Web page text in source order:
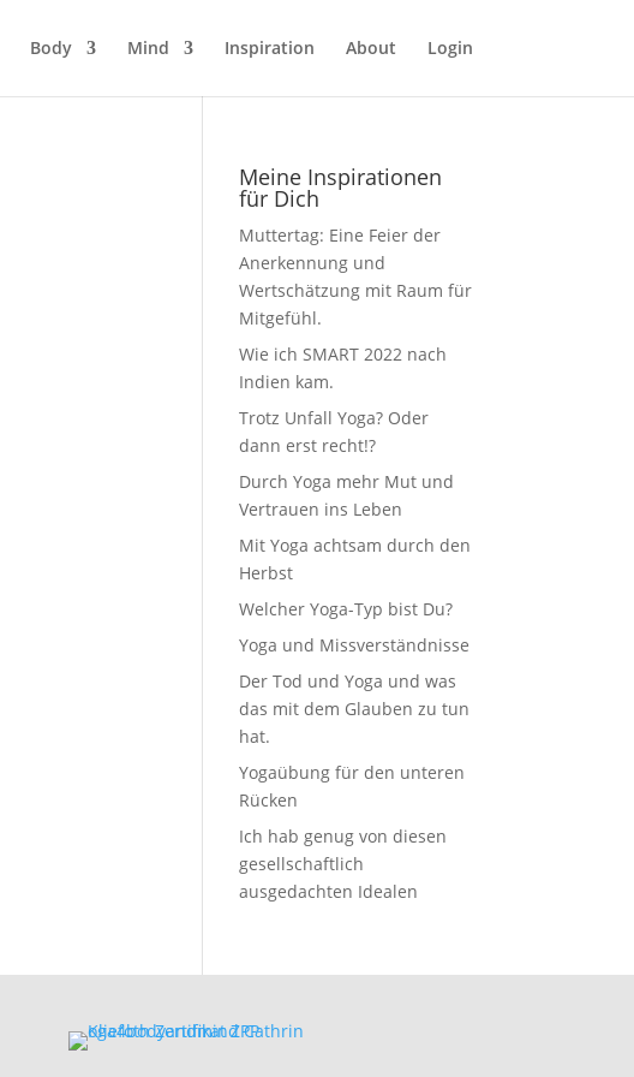
Body Mind Inspiration About Login
Meine Inspirationen
für Dich
Muttertag: Eine Feier der
Anerkennung und
Wertschätzung mit Raum für
Mitgefühl.
Wie ich SMART 2022 nach
Indien kam.
Trotz Unfall Yoga? Oder
dann erst recht!?
Durch Yoga mehr Mut und
Vertrauen ins Leben
Mit Yoga achtsam durch den
Herbst
Welcher Yoga-Typ bist Du?
Yoga und Missverständnisse
Der Tod und Yoga und was
das mit dem Glauben zu tun
hat.
Yogaübung für den unteren
Rücken
Ich hab genug von diesen
gesellschaftlich
ausgedachten Idealen